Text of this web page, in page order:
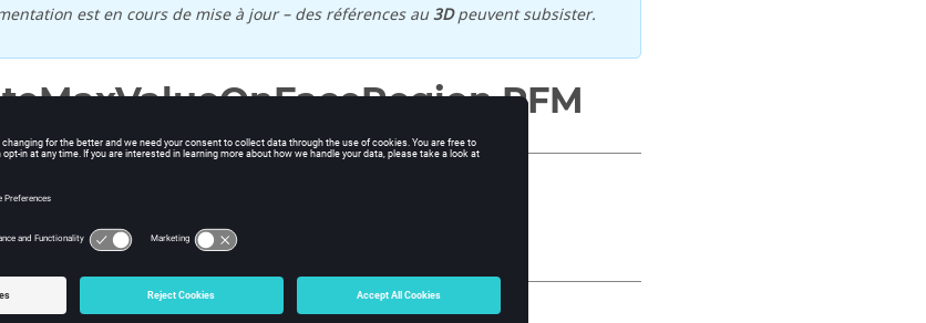
est en cours de mise à jour – des références au3Dpeuvent subsister.
maximum d’une grandeur sur une région.